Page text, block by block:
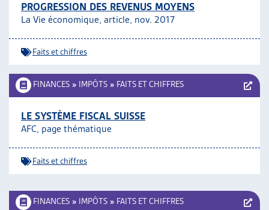
PROGRESSION DES REVENUS MOYENS
La Vie économique, article, nov. 2017
Faits et chiffres
FINANCES » IMPÔTS » FAITS ET CHIFFRES
LE SYSTÈME FISCAL SUISSE
AFC, page thématique
Faits et chiffres
FINANCES » IMPÔTS » FAITS ET CHIFFRES